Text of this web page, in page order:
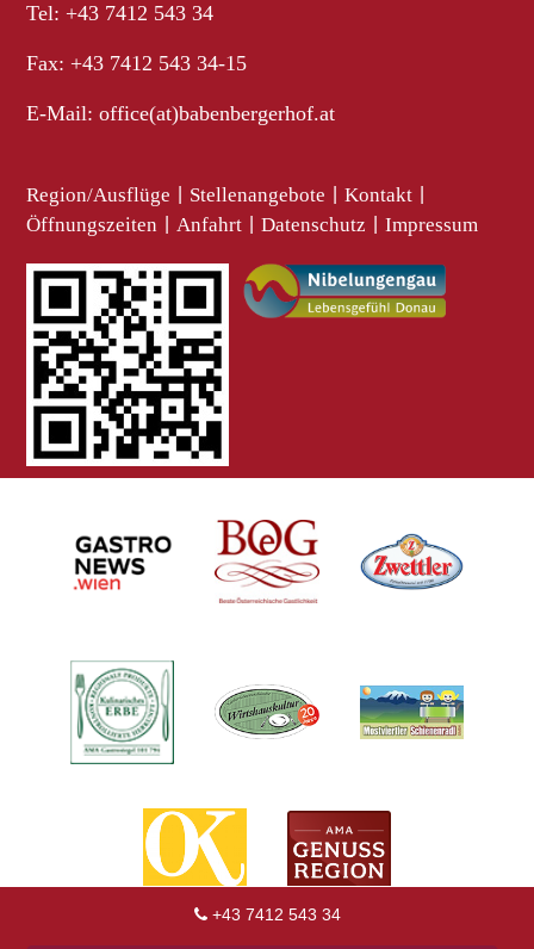
+43 7412 543 34
Tel: +43 7412 543 34
Fax: +43 7412 543 34-15
E-Mail:office(at)babenbergerhof.at
Region/Ausflüge Stellenangebote Kontakt
Öffnungszeiten Anfahrt Datenschutz Impressum